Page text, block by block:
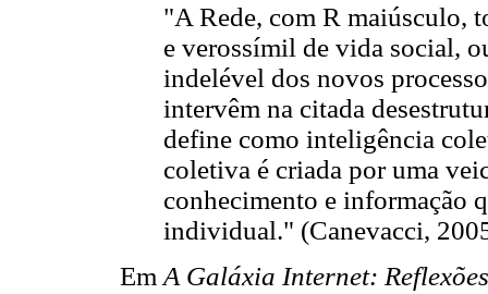
"A Rede, com R maiúsculo,
e verossímil de vida social,
indelével dos novos
intervêm na citada
define como inteligência
coletiva é criada por uma
conhecimento e informação
individual." (Canevacci,
Em A Galáxia Internet: